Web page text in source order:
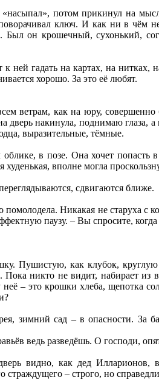
потом прикинул на
ключ. И как ни в чём
Был он крошечный, сухонький,
гадать на картах, на нитках,
хорошо. За это её любят.
ветрам, как на юру, совершенно
накинула, поднимаю глаза,
выразительные, тёмные.
в позе. Она хочет попасть
вполне могла
сдвигаются ближе.
Никакая не старуха с
паузу. – Вы спросите,
Пушистую, как клубок, круглую
никто не видит, набирает
– это крошки хлеба, щепотка
зимний сад – в опасности. За
ведь разведёшь. О господи,
видно, как дед Илларионов,
страждущего – строго, но